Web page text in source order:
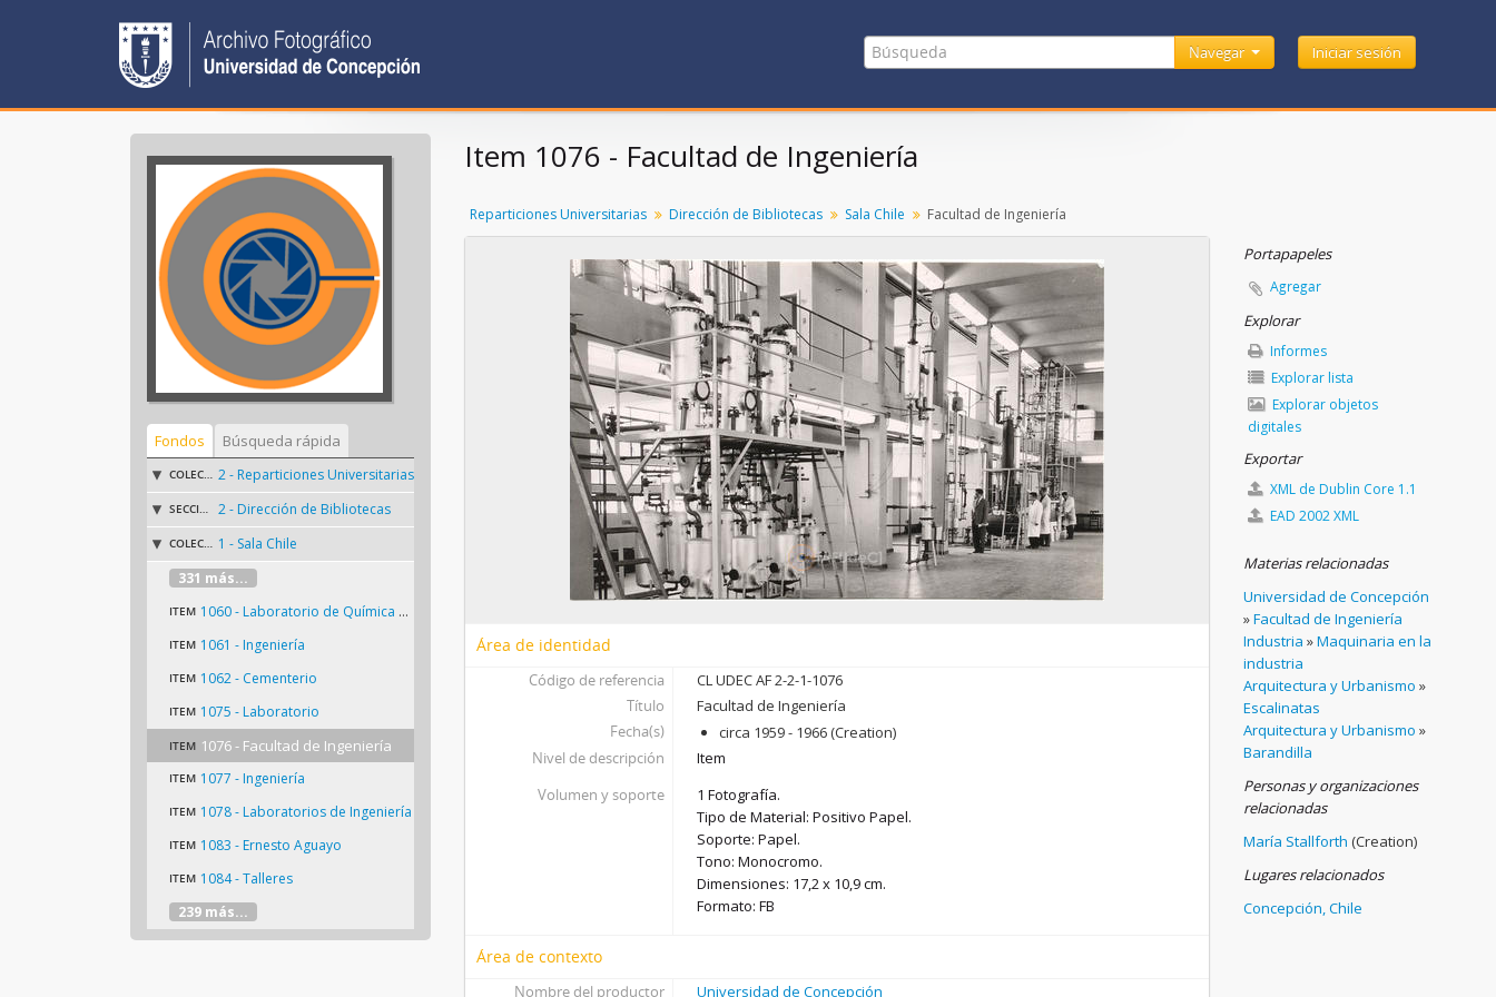
Iniciar sesión
Navegar
Fondos Búsqueda rápida
COLECCIÓN 2 - Reparticiones Universitarias
SECCIÓN 2 - Dirección de Bibliotecas
COLECCIÓN 1 - Sala Chile
331 más...
ITEM 1060 - Laboratorio de Química Orgánica
ITEM 1061 - Ingeniería
ITEM 1062 - Cementerio
ITEM 1075 - Laboratorio
ITEM 1076 - Facultad de Ingeniería
ITEM 1077 - Ingeniería
ITEM 1078 - Laboratorios de Ingeniería
ITEM 1083 - Ernesto Aguayo
ITEM 1084 - Talleres
239 más...
Item 1076 - Facultad de Ingeniería
Reparticiones Universitarias Dirección de Bibliotecas Sala Chile Facultad de Ingeniería
Área de identidad
Código de referencia
CL UDEC AF 2-2-1-1076
Título
Facultad de Ingeniería
Fecha(s)
circa 1959 - 1966 (Creation)
Nivel de descripción
Item
Volumen y soporte
1 Fotografía.
Tipo de Material: Positivo Papel.
Soporte: Papel.
Tono: Monocromo.
Dimensiones: 17,2 x 10,9 cm.
Formato: FB
Área de contexto
Nombre del productor
Universidad de Concepción
Portapapeles
Agregar
Explorar
Informes
Explorar lista
Explorar objetos
digitales
Exportar
XML de Dublin Core 1.1
EAD 2002 XML
Materias relacionadas
Universidad de Concepción
»Facultad de Ingeniería
Industria »Maquinaria en la
industria
Arquitectura y Urbanismo »
Escalinatas
Arquitectura y Urbanismo »
Barandilla
Personas y organizaciones
relacionadas
María Stallforth (Creation)
Lugares relacionados
Concepción, Chile